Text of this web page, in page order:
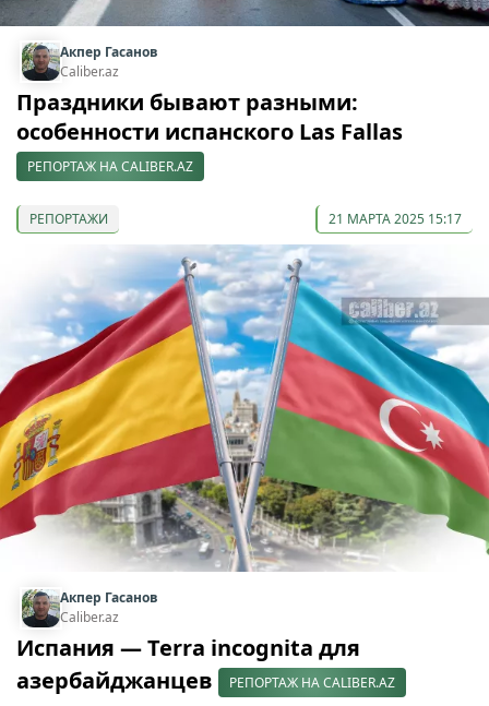
Акпер Гасанов
Caliber.az
Праздники бывают разными:
особенности испанского Las Fallas
РЕПОРТАЖ НА CALIBER.AZ
РЕПОРТАЖИ 21 МАРТА 2025 15:17
Акпер Гасанов
Caliber.az
Испания — Terra incognita для
азербайджанцев
РЕПОРТАЖ НА CALIBER.AZ